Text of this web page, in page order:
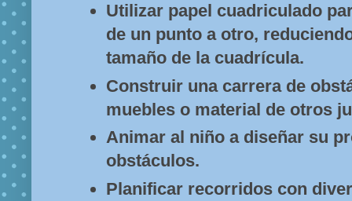
Utilizar papel cuadriculado
de un punto a otro,
tamaño de la cuadrícula.
Construir una carrera de
muebles o material de otros
Animar al niño a diseñar su
obstáculos.
Planificar recorridos con